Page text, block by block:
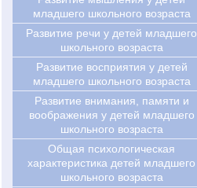
младшего школьного возраста
Развитие речи у детей младшего
школьного возраста
Развитие восприятия у детей
младшего школьного возраста
Развитие внимания, памяти и
воображения у детей младшего
школьного возраста
Общая психологическая
характеристика детей младшего
школьного возраста